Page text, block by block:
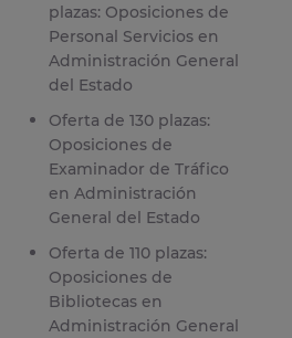
plazas: Oposiciones de
Personal Servicios en
Administración General
del Estado
Oferta de 130 plazas:
Oposiciones de
Examinador de Tráfico
en Administración
General del Estado
Oferta de 110 plazas:
Oposiciones de
Bibliotecas en
Administración General